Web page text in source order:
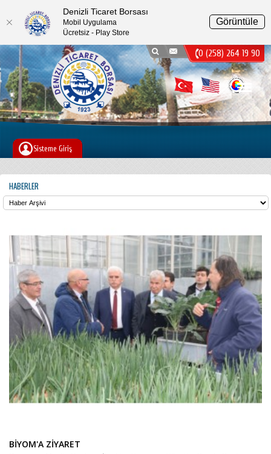
0 (258) 264 19 90
Sisteme Giriş
HABERLER
BİYOM'A ZİYARET
Menu
Denizli Ticaret Borsası
Mobil Uygulama
Ücretsiz - Play Store
Görüntüle